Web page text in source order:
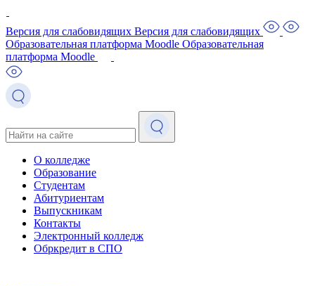
Версия для слабовидящих Версия для слабовидящих
Образовательная платформа Moodle Образовательная
платформа Moodle
О колледже
Образование
Студентам
Абитуриентам
Выпускникам
Контакты
Электронный колледж
Обркредит в СПО